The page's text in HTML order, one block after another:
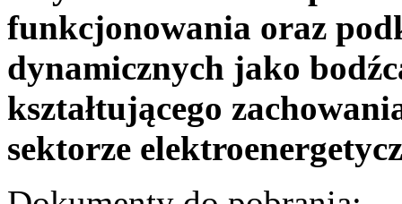
funkcjonowania oraz
dynamicznych jako
kształtującego
sektorze